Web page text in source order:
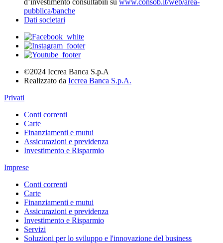
d’investimento consultabili su www.consob.it/web/area-
pubblica/banche
Dati societari
©2024 Iccrea Banca S.p.A
Realizzato da Iccrea Banca S.p.A.
Privati
Conti correnti
Carte
Finanziamenti e mutui
Assicurazioni e previdenza
Investimento e Risparmio
Imprese
Conti correnti
Carte
Finanziamenti e mutui
Assicurazioni e previdenza
Investimento e Risparmio
Servizi
Soluzioni per lo sviluppo e l'innovazione del business